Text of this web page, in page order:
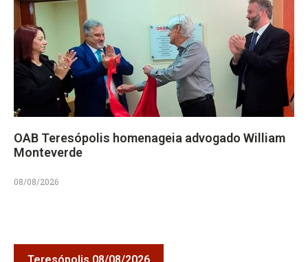
OAB Teresópolis homenageia advogado William
Monteverde
08/08/2026
Teresópolis 08/08/2026